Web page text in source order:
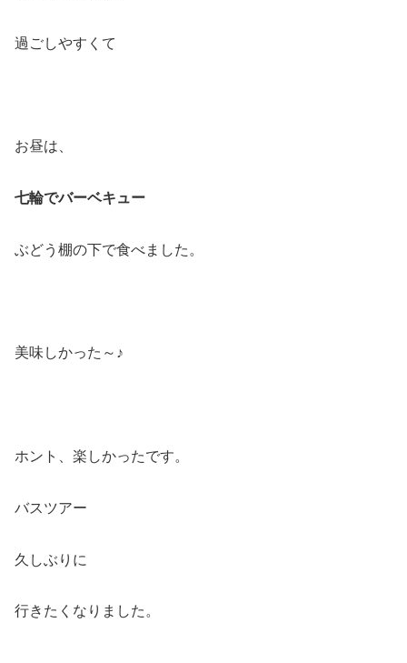
過ごしやすくて
お昼は、
七輪でバーベキュー
ぶどう棚の下で食べました。
美味しかった～♪
ホント、楽しかったです。
バスツアー
久しぶりに
行きたくなりました。